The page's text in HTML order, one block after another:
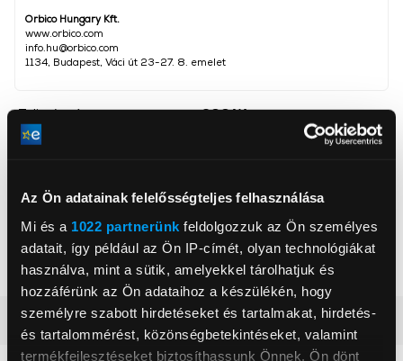
Az Ön adatainak felelősségteljes felhasználása
Mi és a 1022 partnerünk feldolgozzuk az Ön személyes
adatait, így például az Ön IP-címét, olyan technológiákat
használva, mint a sütik, amelyekkel tárolhatjuk és
hozzáférünk az Ön adataihoz a készülékén, hogy
személyre szabott hirdetéseket és tartalmakat, hirdetés-
és tartalommérést, közönségbetekintéseket, valamint
termékfejlesztéseket biztosíthassunk Önnek. Ön dönt
Orbico Hungary Kft.
www.orbico.com
info.hu@orbico.com
1134, Budapest, Váci út 23-27. 8. emelet
Teljesítmény
900 W
Szeletek száma
Cserélhető lapok
Igen
Grill lap
Igen
Gofri lap
Igen
Részletes ismertető